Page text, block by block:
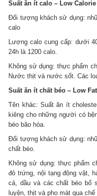
Suất ăn ít calo – Low Calorie
Đối tượng khách sử dụng:
calo
Lượng calo cung cấp: dưới
24h là 1200 calo.
Không sử dụng: thực phẩm
Nước thịt và nước sốt. Các
Suất ăn ít chất béo – Low
Tên khác: Suất ăn ít
kiêng cho những người có
béo bão hòa.
Đối tượng khách sử dụng:
chất béo.
Không sử dụng: thực phẩm
đỏ trứng, nội tạng động vật,
cá, dầu và các chất béo bổ
luyện, thịt và pho mát qua chế